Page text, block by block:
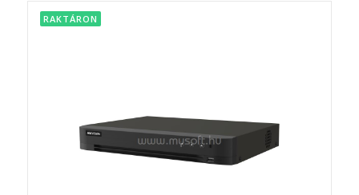
RAKTÁRON